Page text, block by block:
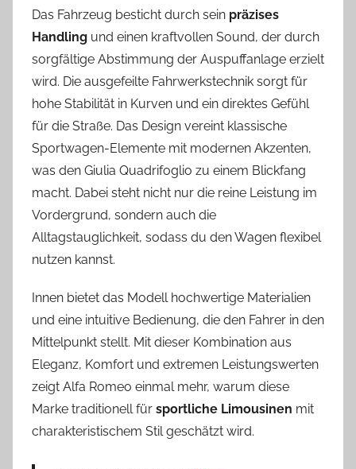
Das Fahrzeug besticht durch sein präzises
Handling und einen kraftvollen Sound, der durch
sorgfältige Abstimmung der Auspuffanlage erzielt
wird. Die ausgefeilte Fahrwerkstechnik sorgt für
hohe Stabilität in Kurven und ein direktes Gefühl
für die Straße. Das Design vereint klassische
Sportwagen-Elemente mit modernen Akzenten,
was den Giulia Quadrifoglio zu einem Blickfang
macht. Dabei steht nicht nur die reine Leistung im
Vordergrund, sondern auch die
Alltagstauglichkeit, sodass du den Wagen flexibel
nutzen kannst.
Innen bietet das Modell hochwertige Materialien
und eine intuitive Bedienung, die den Fahrer in den
Mittelpunkt stellt. Mit dieser Kombination aus
Eleganz, Komfort und extremen Leistungswerten
zeigt Alfa Romeo einmal mehr, warum diese
Marke traditionell für sportliche Limousinen mit
charakteristischem Stil geschätzt wird.